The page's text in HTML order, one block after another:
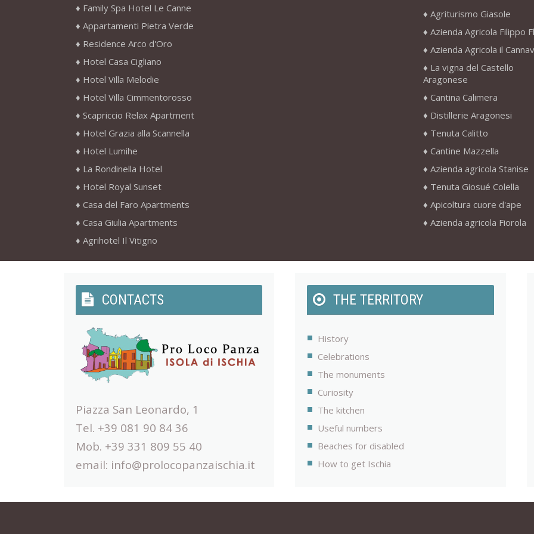
Family Spa Hotel Le Canne
Appartamenti Pietra Verde
Residence Arco d'Oro
Hotel Casa Cigliano
Hotel Villa Melodie
Hotel Villa Cimmentorosso
Scapriccio Relax Apartment
Hotel Grazia alla Scannella
Hotel Lumihe
La Rondinella Hotel
Hotel Royal Sunset
Casa del Faro Apartments
Casa Giulia Apartments
Agrihotel Il Vitigno
Agriturismo Giasole
Azienda Agricola Filippo
Azienda Agricola il
La vigna del Castello
Aragonese
Cantina Calimera
Distillerie Aragonesi
Tenuta Calitto
Cantine Mazzella
Azienda agricola Stanise
Tenuta Giosué Colella
Apicoltura cuore d'ape
Azienda agricola Fiorola
CONTACTS
Piazza San Leonardo, 1
Tel. +39 081 90 84 36
Mob. +39 331 809 55 40
email: info@prolocopanzaischia.it
THE TERRITORY
History
Celebrations
The monuments
Curiosity
The kitchen
Useful numbers
Beaches for disabled
How to get Ischia